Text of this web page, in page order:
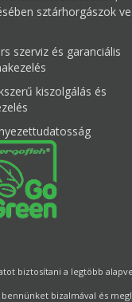
sztárhorgászok
szerviz és garanciális
kiszolgálás és
biztosítani a legtöbb
bizalmával és